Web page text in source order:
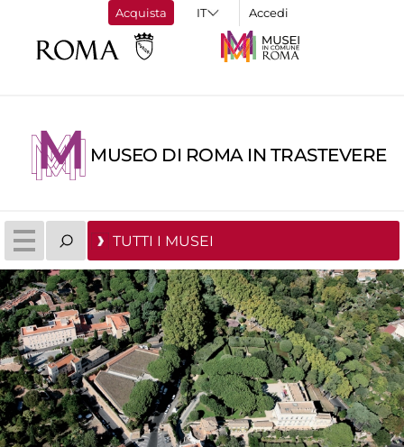
Acquista Accedi
MUSEO DI ROMA IN TRASTEVERE
TUTTI I MUSEI